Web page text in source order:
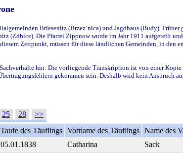
Briesenitz (Brzez`nica) und Jagdhaus (Budy).
(Zdbice). Die Pfarrei Zippnow wurde im Jahr 1911 aufgeteilt
Zeitpunkt, müssen für diese ländlichen Gemeinden, in den
hin: Die vorliegende Transkription ist von einer
gekommen sein. Deshalb wird kein Anspruch
25 28
>>
Taufe des Täuflings Vorname des Täuflings Name des
05.01.1838 Catharina Sack